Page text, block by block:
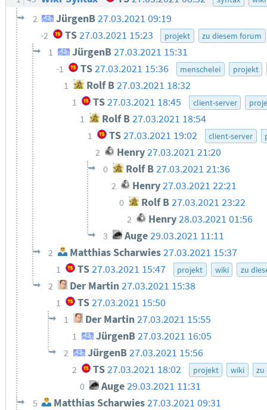
2 JürgenB 27.03.2021 09:19
-2 TS 27.03.2021 15:23 projekt zu diesem forum
1 JürgenB27.03.2021 15:31
-1 TS27.03.2021 15:36 menschelei projekt
1 Rolf B27.03.2021 18:32
1 TS27.03.2021 18:45 client-server
1 Rolf B27.03.2021 18:54
1 TS27.03.2021 19:02 client-server
2 Henry27.03.2021 21:20
0 Rolf B27.03.2021 21:36
2 Henry27.03.2021 22:21
0 Rolf B27.03.2021 23:22
2 Henry28.03.2021 01:56
3 Auge29.03.2021 11:11
2 Matthias Scharwies27.03.2021 15:37
1 TS27.03.2021 15:47 projekt wiki zu
2 Der Martin27.03.2021 15:38
1 TS27.03.2021 15:50
1 Der Martin27.03.2021 15:55
1 JürgenB 27.03.2021 16:05
2 JürgenB27.03.2021 15:56
2 TS27.03.2021 18:02 projekt wiki zu
0 Auge 29.03.2021 11:31
5 Matthias Scharwies27.03.2021 09:31